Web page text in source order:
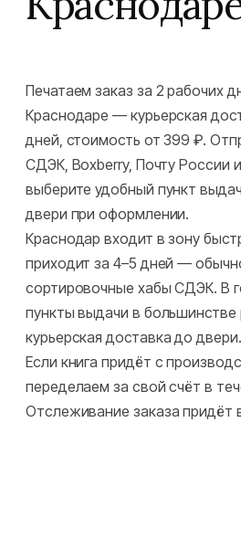
Печатаем заказ за 2 рабочих
Краснодаре — курьерская
дней, стоимость от 399 ₽.
СДЭК, Boxberry, Почту России
выберите удобный пункт
двери при оформлении.
Краснодар входит в зону
приходит за 4–5 дней —
сортировочные хабы СДЭК. В
пункты выдачи в большинстве
курьерская доставка до двери.
Если книга придёт с
переделаем за свой счёт в
Отслеживание заказа придёт